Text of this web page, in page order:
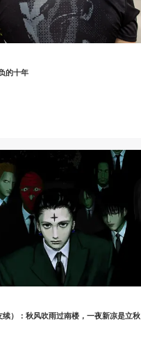
的十年
）：秋风吹雨过南楼，一夜新凉是立秋